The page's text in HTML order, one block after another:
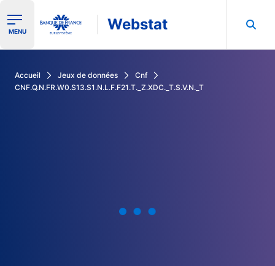
Ouvrir le menu de navigation
MENU Webstat
Accueil Jeux de données
Cnf
CNF.Q.N.FR.W0.S13.S1.N.L.F.F21.T._Z.XDC._T.S.V.N._T